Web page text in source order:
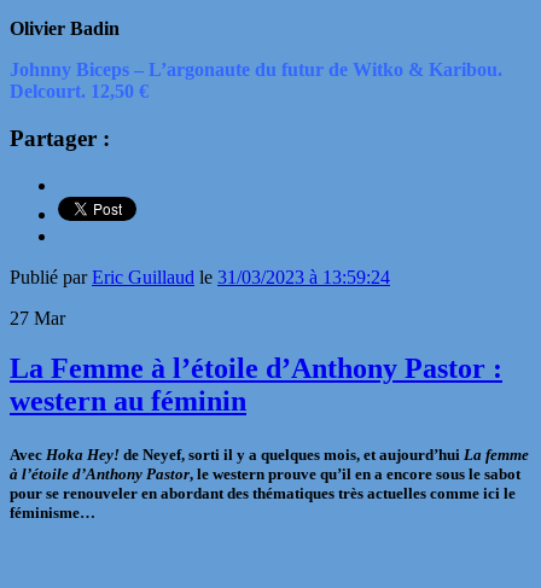
Olivier Badin
Johnny Biceps – L’argonaute du futur de Witko & Karibou.
Delcourt. 12,50 €
Partager :
Publié parEric Guillaud le 31/03/2023 à 13:59:24
27 Mar
La Femme à l’étoile d’Anthony Pastor :
western au féminin
Avec Hoka Hey! de Neyef, sorti il y a quelques mois, et aujourd’hui La femme
à l’étoile d’Anthony Pastor, le western prouve qu’il en a encore sous le sabot
pour se renouveler en abordant des thématiques très actuelles comme ici le
féminisme…